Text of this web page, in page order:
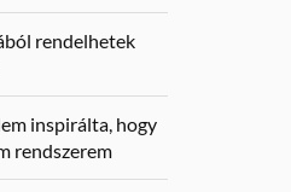
rendelhetek
inspirálta, hogy
rendszerem